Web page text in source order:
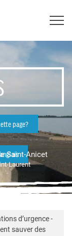
page?
Saint-Anicet
Laurent
d’urgence -
sauver des